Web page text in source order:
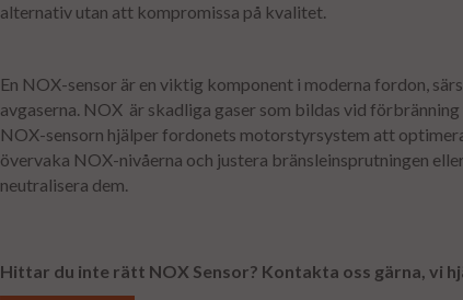
alternativ utan att kompromissa på kvalitet.
En NOX-sensor är en viktig komponent i moderna fordon,
avgaserna. NOX är skadliga gaser som bildas vid
NOX-sensorn hjälper fordonets motorstyrsystem att
övervaka NOX-nivåerna och justera bränsleinsprutningen
neutralisera dem.
Hittar du inte rätt NOX Sensor? Kontakta oss gärna, vi